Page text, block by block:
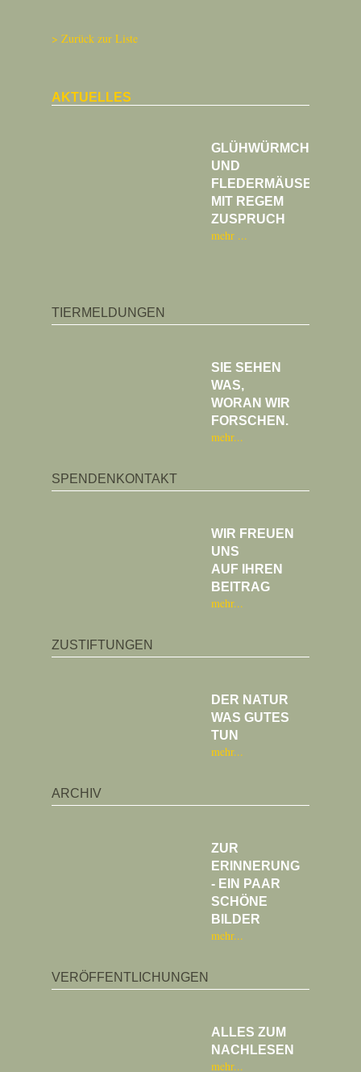
Zurück zur Liste
AKTUELLES
GLÜHWÜRMCHEN
UND
FLEDERMÄUSE
MIT REGEM
ZUSPRUCH
mehr
TIERMELDUNGEN
SIE SEHEN
WAS,
WORAN WIR
FORSCHEN.
mehr
SPENDENKONTAKT
WIR FREUEN
UNS
AUF IHREN
BEITRAG
mehr
ZUSTIFTUNGEN
DER NATUR
WAS GUTES
TUN
mehr
ARCHIV
ZUR
ERINNERUNG
- EIN PAAR
SCHÖNE
BILDER
mehr
VERÖFFENTLICHUNGEN
ALLES ZUM
NACHLESEN
mehr